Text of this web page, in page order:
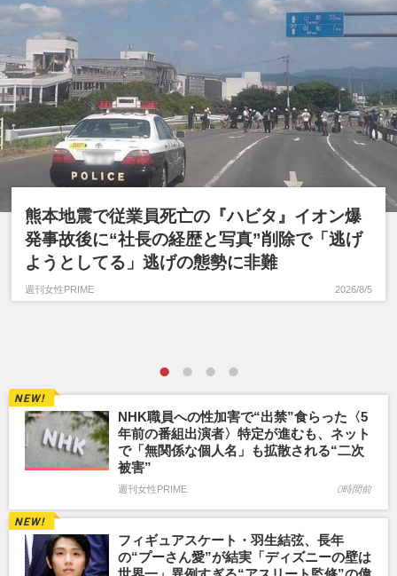
熊本地震で従業員死亡の『ハビタ』イオン爆
発事故後に“社長の経歴と写真”削除で「逃げ
ようとしてる」逃げの態勢に非難
週刊女性PRIME 2026/8/5
NHK職員への性加害で“出禁”食らった〈5
年前の番組出演者〉特定が進むも、ネット
で「無関係な個人名」も拡散される“二次
被害”
週刊女性PRIME 0時間前
フィギュアスケート・羽生結弦、長年
の“プーさん愛”が結実「ディズニーの壁は